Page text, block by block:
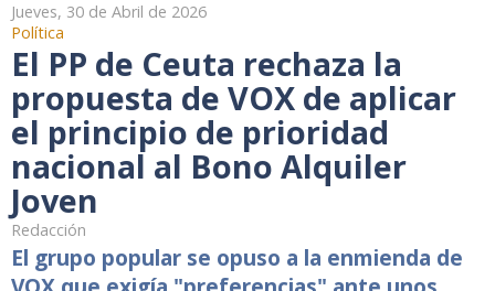
Jueves, 30 de Abril de 2026
Política
El PP de Ceuta rechaza la
propuesta de VOX de aplicar
el principio de prioridad
nacional al Bono Alquiler
Joven
Redacción
El grupo popular se opuso a la enmienda de